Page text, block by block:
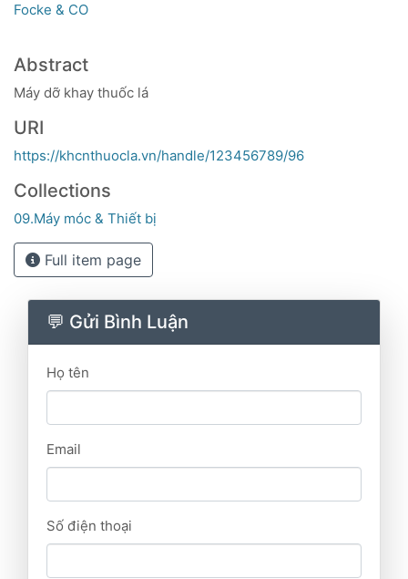
Focke & CO
Abstract
Máy dỡ khay thuốc lá
URI
https://khcnthuocla.vn/handle/123456789/96
Collections
09.Máy móc & Thiết bị
Full item page
💬 Gửi Bình Luận
Họ tên
Email
Số điện thoại